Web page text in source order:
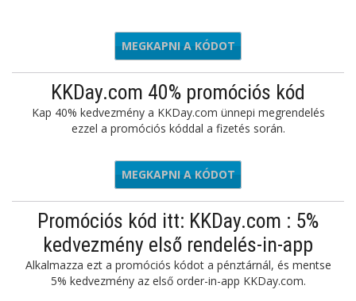
APP5OFF
MEGKAPNI A KÓDOT
KKDay.com 40% promóciós kód
Kap 40% kedvezmény a KKDay.com ünnepi megrendelés
ezzel a promóciós kóddal a fizetés során.
AN40OFF
MEGKAPNI A KÓDOT
Promóciós kód itt: KKDay.com : 5%
kedvezmény első rendelés-in-app
Alkalmazza ezt a promóciós kódot a pénztárnál, és mentse
5% kedvezmény az első order-in-app KKDay.com.